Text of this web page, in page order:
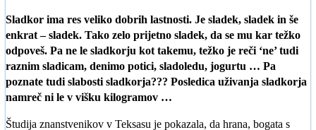
Sladkor ima res veliko dobrih lastnosti. Je sladek, sladek in še
enkrat – sladek. Tako zelo prijetno sladek, da se mu kar težko
odpoveš. Pa ne le sladkorju kot takemu, težko je reči ‘ne’ tudi
raznim sladicam, denimo potici, sladoledu, jogurtu … Pa
poznate tudi slabosti sladkorja??? Posledica uživanja sladkorja
namreč ni le v višku kilogramov …
Študija znanstvenikov v Teksasu je pokazala, da hrana, bogata s